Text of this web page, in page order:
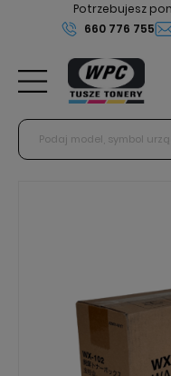
Potrzebujesz
660 776 755